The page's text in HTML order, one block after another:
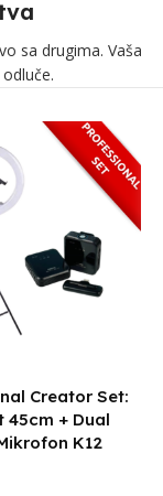
sa drugima. Vaša
Creator Set:
45cm + Dual
K12